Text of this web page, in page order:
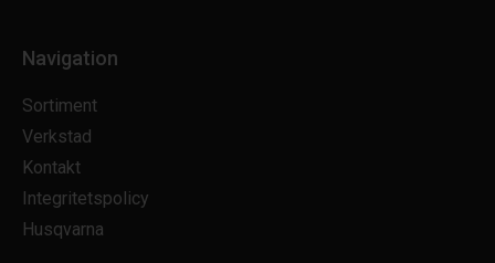
Navigation
Sortiment
Verkstad
Kontakt
Integritetspolicy
Husqvarna